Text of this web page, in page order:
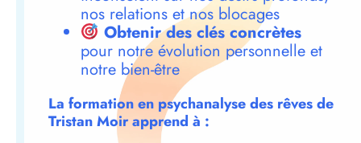
nos relations et nos blocages
Obtenir des clés concrètes
pour notre évolution personnelle et
notre bien-être
La formation en psychanalyse des rêves de
Tristan Moir apprend à :